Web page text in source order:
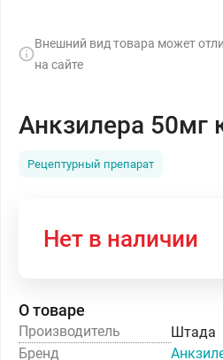
Внешний вид товара может
на сайте
Анкзилера 50мг
Рецептурный препарат
Нет в наличии
О товаре
Производитель
Штада
Бренд